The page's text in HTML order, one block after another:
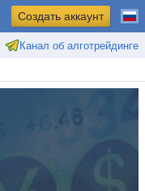
Канал об алготрейдинге
Создать аккаунт